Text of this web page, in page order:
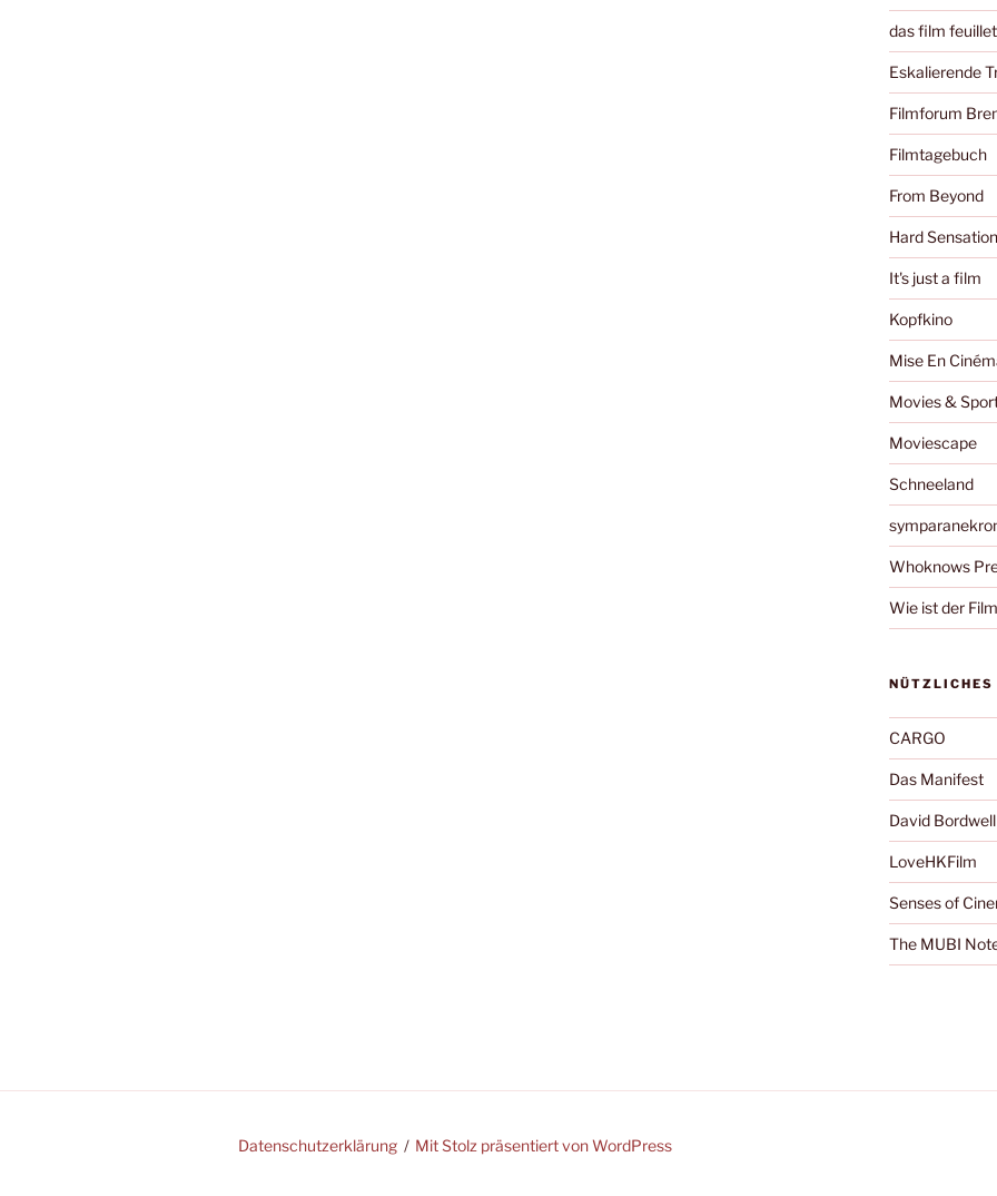
das film
Eskalierende
Filmforum
Filmtagebuch
From Beyond
Hard
It's just a film
Kopfkino
Mise En
Movies &
Moviescape
Schneeland
Whoknows
Wie ist der
NÜTZLICHES
CARGO
Das Manifest
David Bordwell
LoveHKFilm
Senses of
The MUBI
Datenschutzerklärung Mit Stolz präsentiert von WordPress